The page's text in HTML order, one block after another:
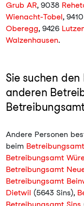
Grub AR, 9038
Wienacht-Tobel, 9410
Oberegg, 9426
Walzenhausen.
Sie suchen
anderen
Andere Personen
beim
Betreibungsamt
Betreibungsamt
Betreibungsamt
Dietwil (5643 Sins),